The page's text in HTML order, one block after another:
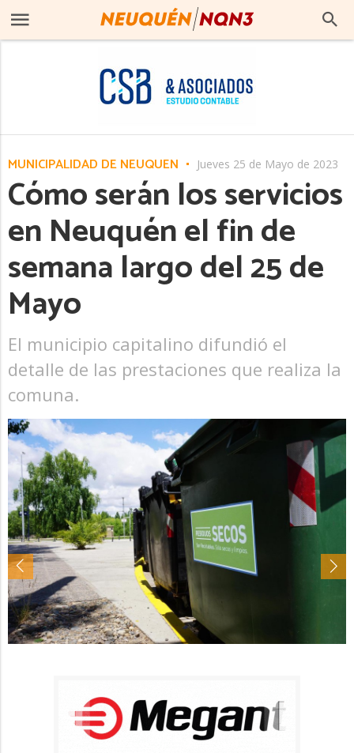
MUNICIPALIDAD DE NEUQUÉN Jueves 25 de Mayo de 2023
Cómo serán los servicios
en Neuquén el fin de
semana largo del 25 de
Mayo
El municipio capitalino difundió el
detalle de las prestaciones que realiza la
comuna.